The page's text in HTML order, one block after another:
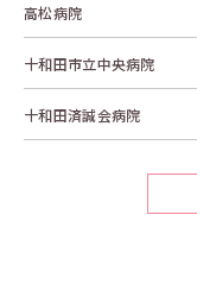
高松病院
十和田市立中央病院
十和田済誠会病院